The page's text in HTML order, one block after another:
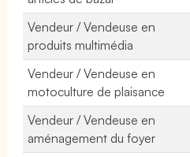
Vendeur / Vendeuse en
produits multimédia
Vendeur / Vendeuse en
motoculture de plaisance
Vendeur / Vendeuse en
aménagement du foyer